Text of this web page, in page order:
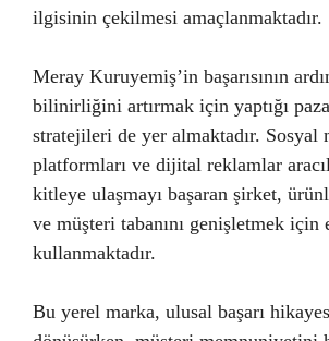
ilgisinin çekilmesi amaçlanmaktadır.
Meray Kuruyemiş’in başarısının
bilinirliğini artırmak için yaptığı
stratejileri de yer almaktadır. Sosyal
platformları ve dijital reklamlar
kitleye ulaşmayı başaran şirket,
ve müşteri tabanını genişletmek
kullanmaktadır.
Bu yerel marka, ulusal başarı